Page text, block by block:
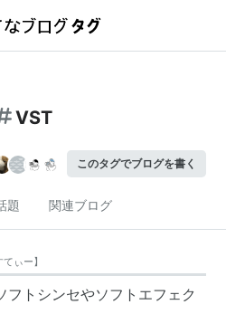
VST
このタグでブログを書く
題 関連ブログ
てぃー】
フトシンセやソフトエフェク